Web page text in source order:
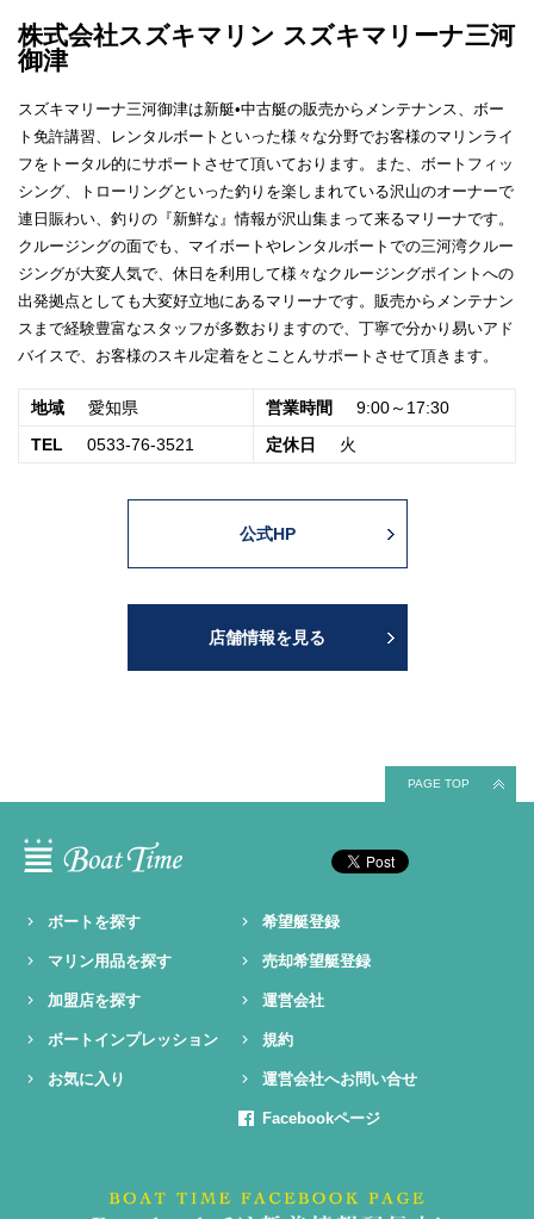
株式会社スズキマリン スズキマリーナ三河
御津
スズキマリーナ三河御津は新艇•中古艇の販売からメンテナンス、ボー
ト免許講習、レンタルボートといった様々な分野でお客様のマリンライ
フをトータル的にサポートさせて頂いております。また、ボートフィッ
シング、トローリングといった釣りを楽しまれている沢山のオーナーで
連日賑わい、釣りの『新鮮な』情報が沢山集まって来るマリーナです。
クルージングの面でも、マイボートやレンタルボートでの三河湾クルー
ジングが大変人気で、休日を利用して様々なクルージングポイントへの
出発拠点としても大変好立地にあるマリーナです。販売からメンテナン
スまで経験豊富なスタッフが多数おりますので、丁寧で分かり易いアド
バイスで、お客様のスキル定着をとことんサポートさせて頂きます。
地域 愛知県 営業時間
9:00～17:30
TEL
0533-76-3521 定休日 火
公式HP
店舗情報を見る
PAGE TOP
ボートを探す
マリン用品を探す
加盟店を探す
ボートインプレッション
お気に入り
希望艇登録
売却希望艇登録
運営会社
規約
運営会社へお問い合せ
Facebookページ